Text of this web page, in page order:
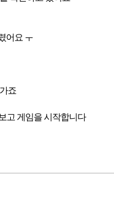
어요 ㅜ
죠
고 게임을 시작합니다